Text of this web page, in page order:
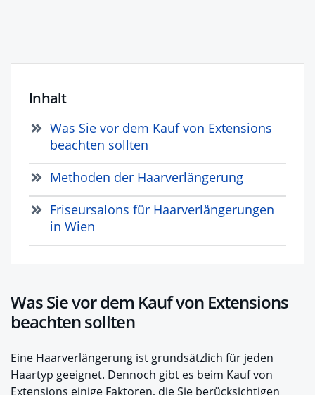
Inhalt
Was Sie vor dem Kauf von Extensions
beachten sollten
Methoden der Haarverlängerung
Friseursalons für Haarverlängerungen
in Wien
Was Sie vor dem Kauf von Extensions
beachten sollten
Eine Haarverlängerung ist grundsätzlich für jeden
Haartyp geeignet. Dennoch gibt es beim Kauf von
Extensions einige Faktoren, die Sie berücksichtigen